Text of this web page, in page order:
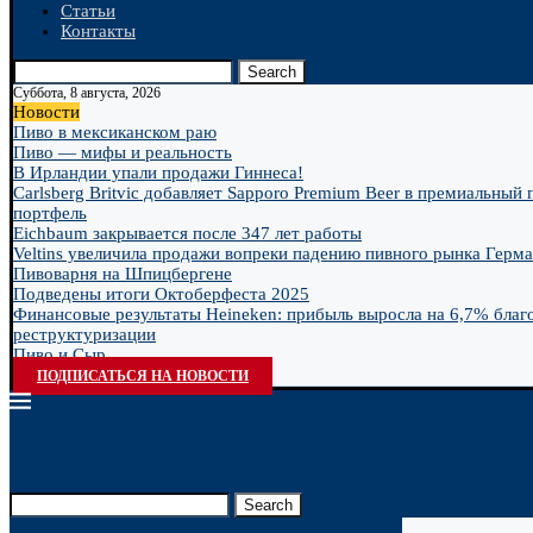
Статьи
Контакты
Search
Суббота, 8 августа, 2026
Новости
Пиво в мексиканском раю
Пиво — мифы и реальность
В Ирландии упали продажи Гиннеса!
Carlsberg Britvic добавляет Sapporo Premium Beer в премиальный
портфель
Eichbaum закрывается после 347 лет работы
Veltins увеличила продажи вопреки падению пивного рынка
Пивоварня на Шпицбергене
Подведены итоги Октоберфеста 2025
Финансовые результаты Heineken: прибыль выросла на 6,7%
реструктуризации
Пиво и Сыр
ПОДПИСАТЬСЯ НА НОВОСТИ
Search